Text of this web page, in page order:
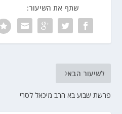
שתף את השיעור:
לשיעור הבא
פרשת שבוע בא הרב מיכאל לסרי